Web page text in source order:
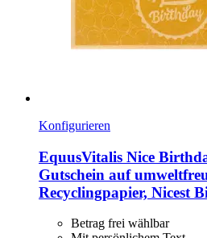
Konfigurieren
EquusVitalis Nice
Gutschein auf
Recyclingpapier, Nicest
Betrag frei wählbar